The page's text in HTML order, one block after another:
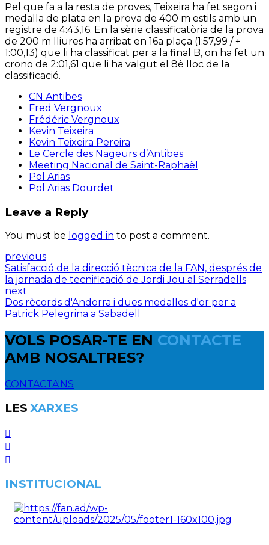
Pel que fa a la resta de proves, Teixeira ha fet segon i
medalla de plata en la prova de 400 m estils amb un
registre de 4:43,16. En la sèrie classificatòria de la prova
de 200 m lliures ha arribat en 16a plaça (1:57,99 / +
1:00,13) que li ha classificat per a la final B, on ha fet un
crono de 2:01,61 que li ha valgut el 8è lloc de la
classificació.
CN Antibes
Fred Vergnoux
Frédéric Vergnoux
Kevin Teixeira
Kevin Teixeira Pereira
Le Cercle des Nageurs d’Antibes
Meeting Nacional de Saint-Raphaël
Pol Arias
Pol Arias Dourdet
Leave a Reply
You must be logged in to post a comment.
previous
Satisfacció de la direcció tècnica de la FAN, després de
la jornada de tecnificació de Jordi Jou al Serradells
next
Dos rècords d'Andorra i dues medalles d'or per a
Patrick Pelegrina a Sabadell
VOLS POSAR-TE EN CONTACTE
AMB NOSALTRES?
CONTACTA'NS
LES XARXES
INSTITUCIONAL